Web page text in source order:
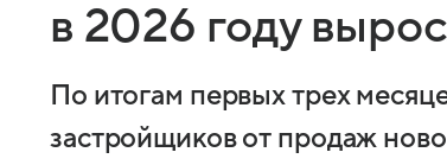
в 2026 году
По итогам первых трех
застройщиков от продаж